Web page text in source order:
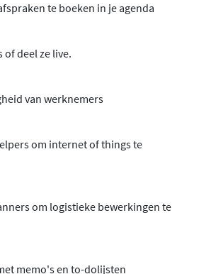
te boeken in je agenda
of deel ze live.
van werknemers
om internet of things te
om logistieke bewerkingen te
memo's en to-dolijsten